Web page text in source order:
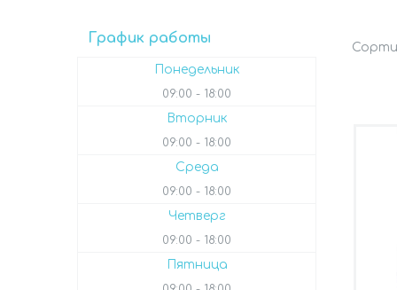
График работы
Понедельник
09:00 18:00
Вторник
09:00 18:00
Среда
09:00 18:00
Четверг
09:00 18:00
Пятница